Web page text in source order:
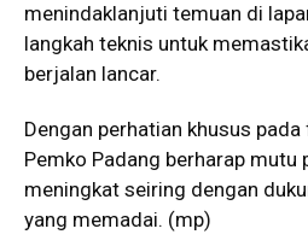
menindaklanjuti temuan di
langkah teknis untuk
berjalan lancar.
Dengan perhatian khusus
Pemko Padang berharap mutu
meningkat seiring dengan
yang memadai. (mp)